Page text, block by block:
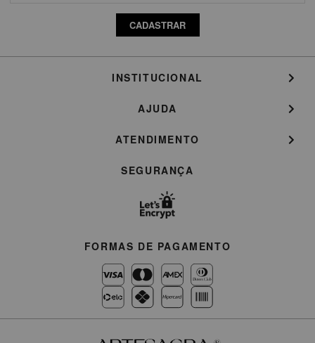
CADASTRAR
INSTITUCIONAL
AJUDA
ATENDIMENTO
SEGURANÇA
FORMAS DE PAGAMENTO